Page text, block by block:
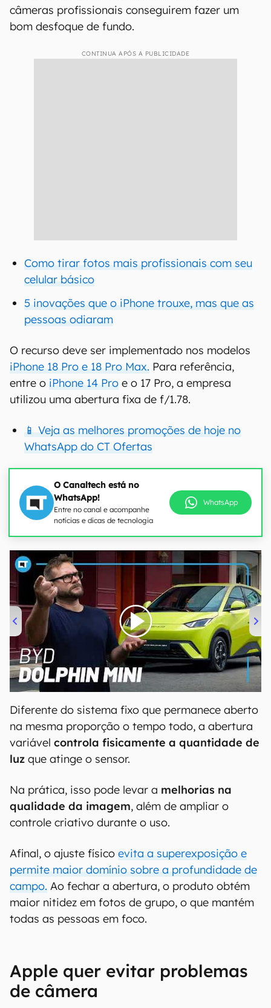
câmeras profissionais conseguirem fazer um
bom desfoque de fundo.
CONTINUA APÓS A PUBLICIDADE
Como tirar fotos mais profissionais com seu
celular básico
5 inovações que o iPhone trouxe, mas que as
pessoas odiaram
O recurso deve ser implementado nos modelos
iPhone 18 Pro e 18 Pro Max. Para referência,
entre o iPhone 14 Pro e o 17 Pro, a empresa
utilizou uma abertura fixa de f/1.78.
📱 Veja as melhores promoções de hoje no
WhatsApp do CT Ofertas
O Canaltech está no
WhatsApp!
Entre no canal e acompanhe
notícias e dicas de tecnologia
WhatsApp
00:00/04:07
Diferente do sistema fixo que permanece aberto
na mesma proporção o tempo todo, a abertura
variável controla fisicamente a quantidade de
luz que atinge o sensor.
Na prática, isso pode levar a melhorias na
qualidade da imagem, além de ampliar o
controle criativo durante o uso.
Afinal, o ajuste físico evita a superexposição e
permite maior domínio sobre a profundidade de
campo. Ao fechar a abertura, o produto obtém
maior nitidez em fotos de grupo, o que mantém
todas as pessoas em foco.
Apple quer evitar problemas
de câmera